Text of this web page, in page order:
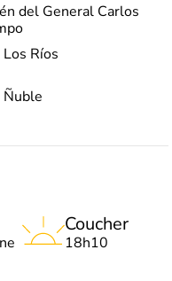
del General Carlos
Ríos
Ñuble
Coucher
18h10